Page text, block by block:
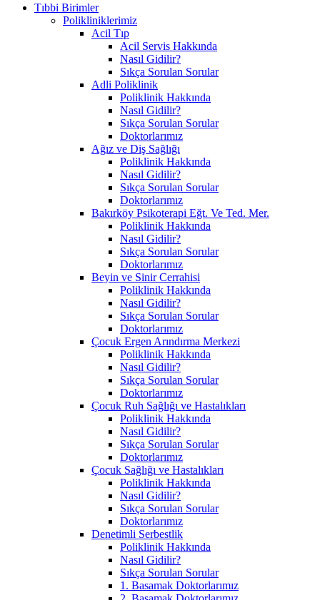
Tıbbi Birimler
Polikliniklerimiz
Acil Tıp
Acil Servis Hakkında
Nasıl Gidilir?
Sıkça Sorulan Sorular
Adli Poliklinik
Poliklinik Hakkında
Nasıl Gidilir?
Sıkça Sorulan Sorular
Doktorlarımız
Ağız ve Diş Sağlığı
Poliklinik Hakkında
Nasıl Gidilir?
Sıkça Sorulan Sorular
Doktorlarımız
Bakırköy Psikoterapi Eğt. Ve Ted. Mer.
Poliklinik Hakkında
Nasıl Gidilir?
Sıkça Sorulan Sorular
Doktorlarımız
Beyin ve Sinir Cerrahisi
Poliklinik Hakkında
Nasıl Gidilir?
Sıkça Sorulan Sorular
Doktorlarımız
Çocuk Ergen Arındırma Merkezi
Poliklinik Hakkında
Nasıl Gidilir?
Sıkça Sorulan Sorular
Doktorlarımız
Çocuk Ruh Sağlığı ve Hastalıkları
Poliklinik Hakkında
Nasıl Gidilir?
Sıkça Sorulan Sorular
Doktorlarımız
Çocuk Sağlığı ve Hastalıkları
Poliklinik Hakkında
Nasıl Gidilir?
Sıkça Sorulan Sorular
Doktorlarımız
Denetimli Serbestlik
Poliklinik Hakkında
Nasıl Gidilir?
Sıkça Sorulan Sorular
1. Basamak Doktorlarımız